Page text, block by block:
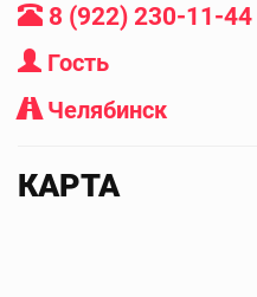
8 (922) 230-11-44
Гость
Челябинск
КАРТА